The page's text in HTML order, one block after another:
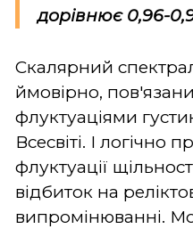
дорівнює 0,96-
Скалярний
ймовірно,
флуктуаціями
Всесвіті. І логічно
флуктуації
відбиток на
випромінюванні.